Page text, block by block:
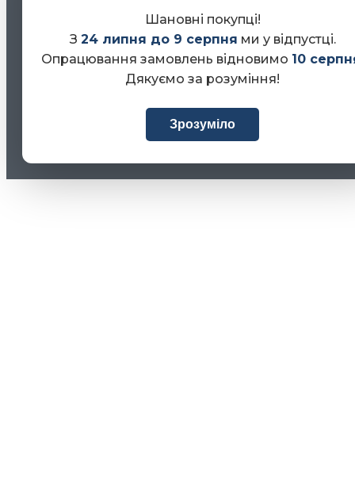
Шановні покупці!
З 24 липня до 9 серпня ми у відпустці.
Опрацювання замовлень відновимо 10
Дякуємо за розуміння!
Зрозуміло